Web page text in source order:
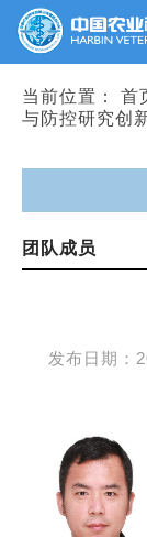
当前位置： 首
与防控研究创
团队成员
发布日期：